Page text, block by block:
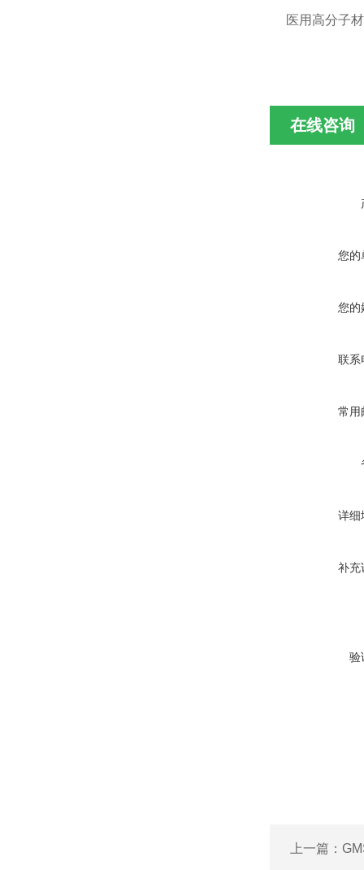
医用高分子
在线咨询
您的
您的
联系
常用
详细
补充
验
上一篇：